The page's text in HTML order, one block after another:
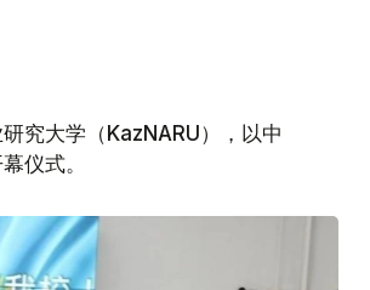
究大学（KazNARU），以中
仪式。